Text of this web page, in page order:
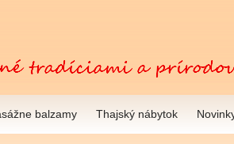
balzamy Thajský nábytok